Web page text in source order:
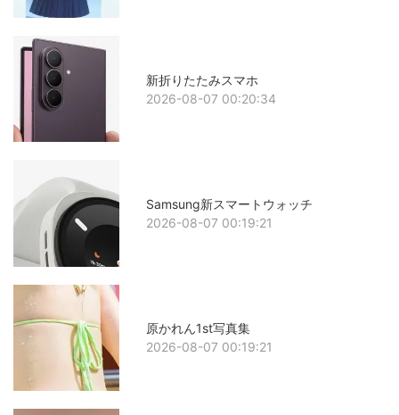
新折りたたみスマホ
2026-08-07 00:20:34
Samsung新スマートウォッチ
2026-08-07 00:19:21
原かれん1st写真集
2026-08-07 00:19:21